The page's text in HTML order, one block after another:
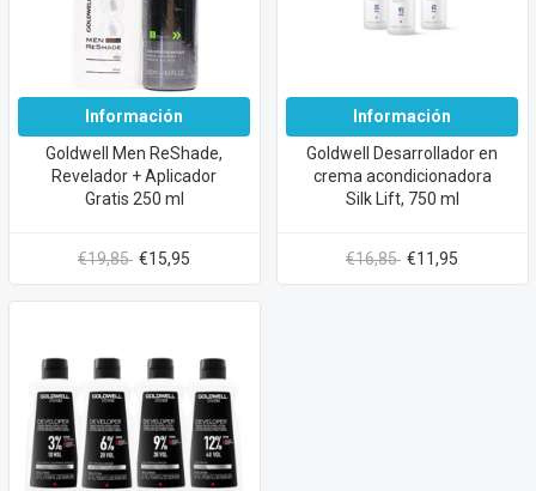
Información
Goldwell Men ReShade,
Revelador + Aplicador
Gratis 250 ml
€19,85 €15,95
Información
Goldwell Desarrollador en
crema acondicionadora
Silk Lift, 750 ml
€16,85 €11,95